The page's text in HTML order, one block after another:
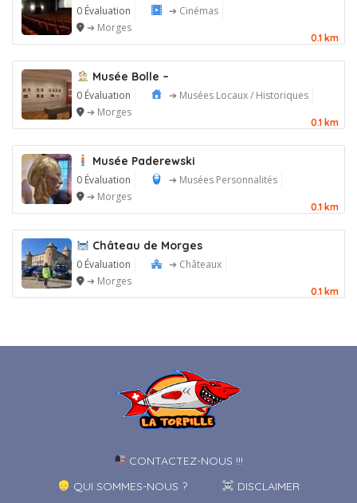
0 Évaluation
➔ Cinémas
➔ Morges
0.1 km
Musée Bolle –
0 Évaluation
➔ Musées Locaux / Historiques
➔ Morges
0.1 km
Musée Paderewski
0 Évaluation
➔ Musées Personnalités
➔ Morges
0.1 km
Château de Morges
0 Évaluation
➔ Châteaux
➔ Morges
0.1 km
CONTACTEZ-NOUS !!!
QUI SOMMES-NOUS ?
DISCLAIMER